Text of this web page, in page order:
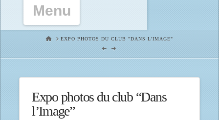
HOMEEXPO PHOTOS DU CLUB "DANS L'IMAGE"
Expo photos du club “Dans
l’Image”